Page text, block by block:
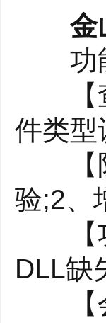
4、
全网
5、
全面
6、
强力
【电
1、
深度
金
功能
【查
件类型
【防
验;2、
【功
DLL缺
【会